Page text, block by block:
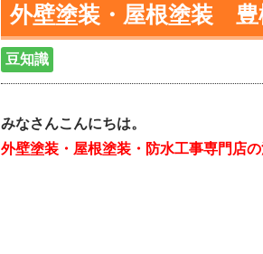
外壁塗装・屋根塗装 豊
豆知識
みなさんこんにちは。
外壁塗装・屋根塗装・防水工事専門店